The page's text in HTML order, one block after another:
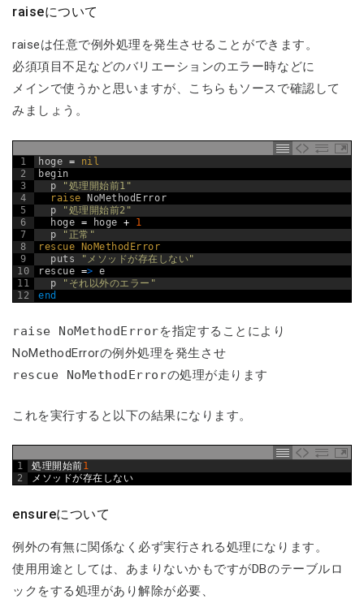
raiseについて
raiseは任意で例外処理を発生させることができます。
必須項目不足などのバリエーションのエラー時などに
メインで使うかと思いますが、こちらもソースで確認して
みましょう。
1
2
3
4
5
6
7
8
9
10
11
12
hoge =
nil
begin
p
"処理開始前1"
raise NoMethodError
p
"処理開始前2"
hoge = hoge +
1
p
"正常"
rescue NoMethodError
puts
"メソッドが存在しない"
rescue => e
p
"それ以外のエラー"
end
raise NoMethodErrorを指定することにより
NoMethodErrorの例外処理を発生させ
rescue NoMethodErrorの処理が走ります
これを実行すると以下の結果になります。
1
2
処理開始前1
メソッドが存在しない
ensureについて
例外の有無に関係なく必ず実行される処理になります。
使用用途としては、あまりないかもですがDBのテーブルロ
ックをする処理があり解除が必要、